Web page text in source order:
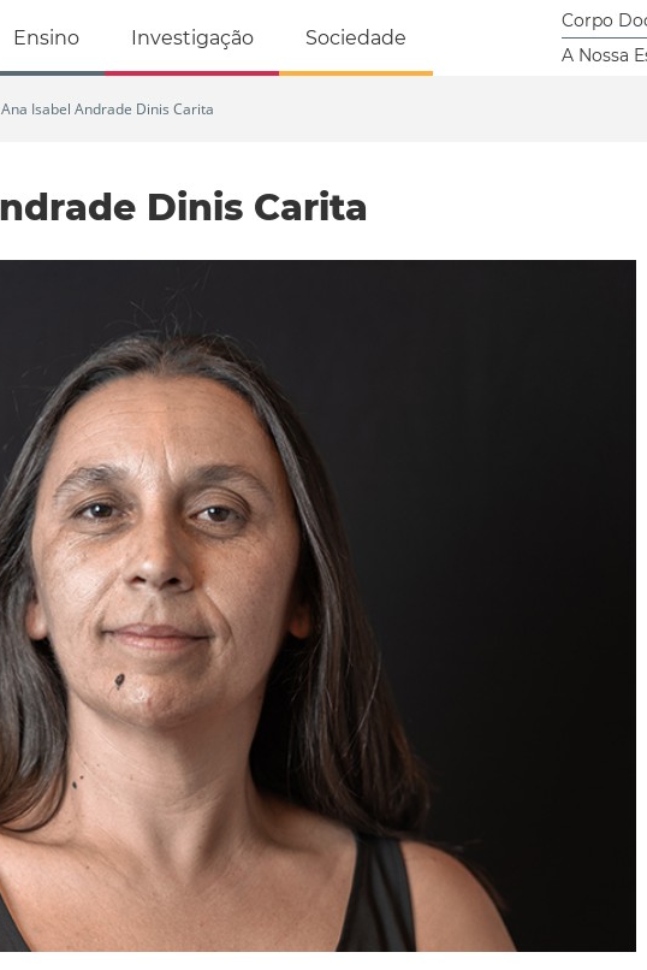
de Motricidade Humana
Ensino Investigação Sociedade
Corpo
A Nossa
Ana Isabel Andrade Dinis Carita
Dinis Carita